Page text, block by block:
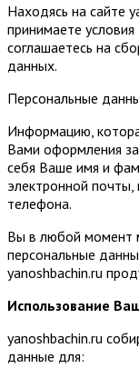
Находясь на сайте
принимаете
соглашаетесь на
данных.
Персональные
Информацию,
Вами оформления
себя Ваше имя и
электронной
телефона.
Вы в любой момент
персональные
yanoshbachin.ru
Использование
yanoshbachin.ru
данные для: